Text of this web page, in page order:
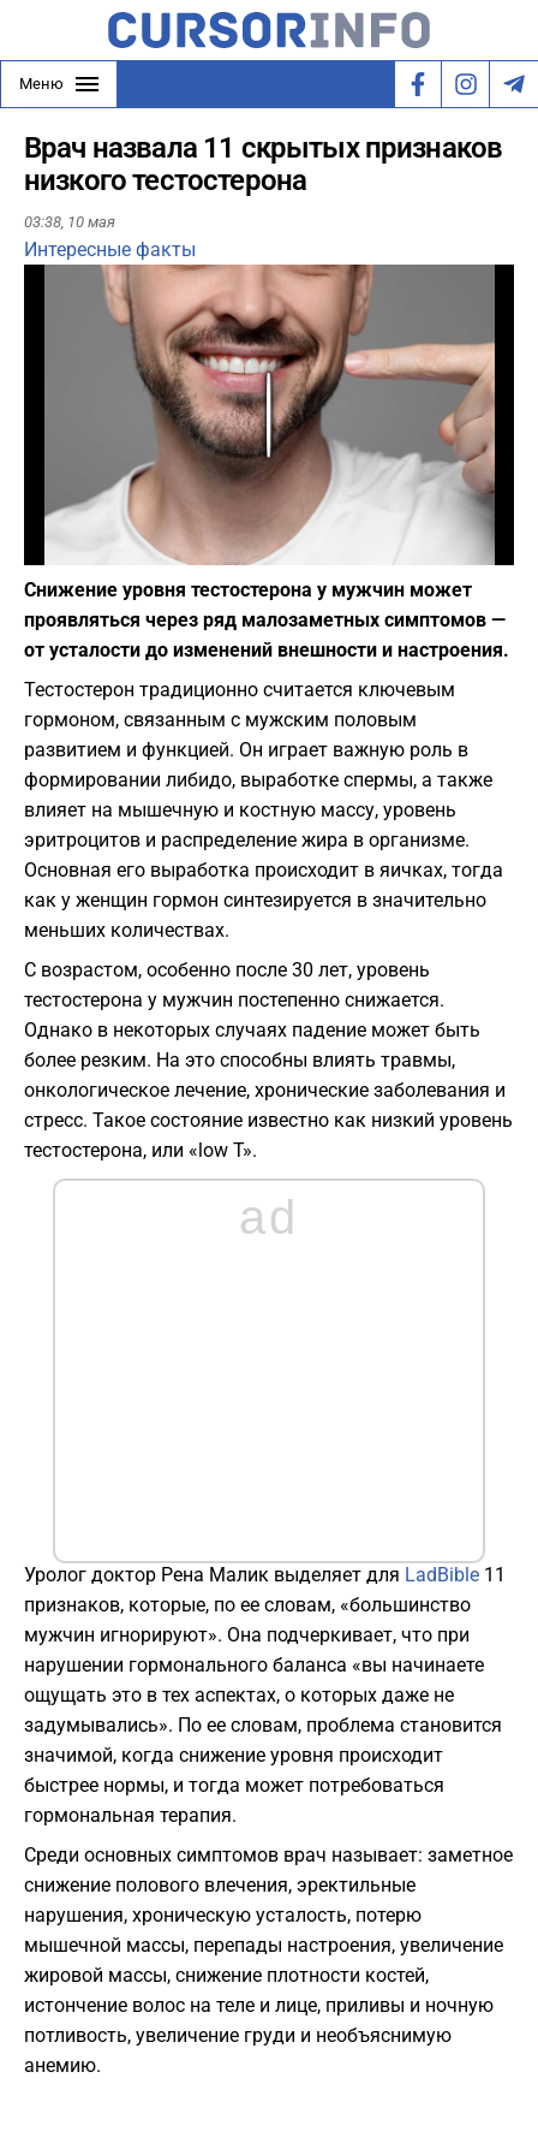
Меню
Врач назвала 11 скрытых признаков
низкого тестостерона
03:38, 10 мая
Интересные факты
Play
Фото: Depositphotos
Снижение уровня тестостерона у мужчин может
проявляться через ряд малозаметных симптомов —
от усталости до изменений внешности и настроения.
Тестостерон традиционно считается ключевым
гормоном, связанным с мужским половым
развитием и функцией. Он играет важную роль в
формировании либидо, выработке спермы, а также
влияет на мышечную и костную массу, уровень
эритроцитов и распределение жира в организме.
Основная его выработка происходит в яичках, тогда
как у женщин гормон синтезируется в значительно
меньших количествах.
С возрастом, особенно после 30 лет, уровень
тестостерона у мужчин постепенно снижается.
Однако в некоторых случаях падение может быть
более резким. На это способны влиять травмы,
онкологическое лечение, хронические заболевания и
стресс. Такое состояние известно как низкий уровень
тестостерона, или «low T».
ad
Уролог доктор Рена Малик выделяет для LadBible 11
признаков, которые, по ее словам, «большинство
мужчин игнорируют». Она подчеркивает, что при
нарушении гормонального баланса «вы начинаете
ощущать это в тех аспектах, о которых даже не
задумывались». По ее словам, проблема становится
значимой, когда снижение уровня происходит
быстрее нормы, и тогда может потребоваться
гормональная терапия.
Среди основных симптомов врач называет: заметное
снижение полового влечения, эректильные
нарушения, хроническую усталость, потерю
мышечной массы, перепады настроения, увеличение
жировой массы, снижение плотности костей,
истончение волос на теле и лице, приливы и ночную
потливость, увеличение груди и необъяснимую
анемию.